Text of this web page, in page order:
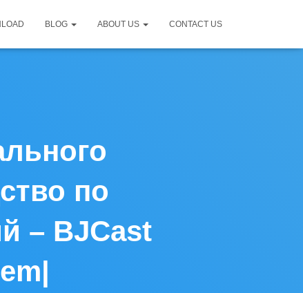
BLOG ABOUT US CONTACT US
по
– BJCast